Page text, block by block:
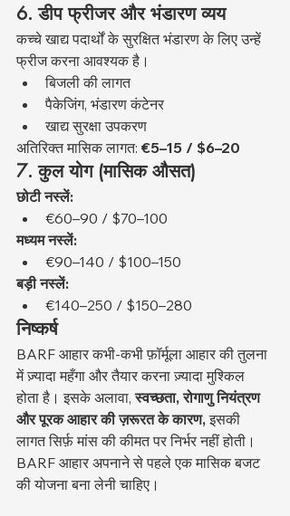
6. डीप फ्रीजर और भंडारण व्यय
कच्चे खाद्य पदार्थों के सुरक्षित भंडारण के लिए उन्हें
फ्रीज करना आवश्यक है।
बिजली की लागत
पैकेजिंग, भंडारण कंटेनर
खाद्य सुरक्षा उपकरण
अतिरिक्त मासिक लागत: €5–15 / $6–20
7. कुल योग (मासिक औसत)
छोटी नस्लें:
€60–90 / $70–100
मध्यम नस्लें:
€90–140 / $100–150
बड़ी नस्लें:
€140–250 / $150–280
निष्कर्ष
BARF आहार कभी-कभी फ़ॉर्मूला आहार की तुलना
में ज़्यादा महँगा और तैयार करना ज़्यादा मुश्किल
होता है। इसके अलावा, स्वच्छता, रोगाणु नियंत्रण
और पूरक आहार की ज़रूरत के कारण, इसकी
लागत सिर्फ़ मांस की कीमत पर निर्भर नहीं होती।
BARF आहार अपनाने से पहले एक मासिक बजट
की योजना बना लेनी चाहिए।